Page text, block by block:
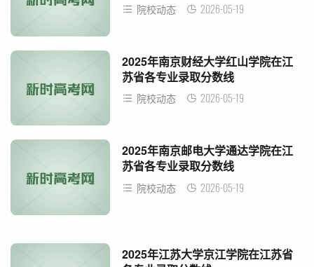
院校动态 2026-05-19
2025年南京财经大学红山学院在江
苏省各专业录取分数线
院校动态 2026-05-19
2025年南京邮电大学通达学院在江
苏省各专业录取分数线
院校动态 2026-05-19
2025年江苏大学京江学院在江苏省